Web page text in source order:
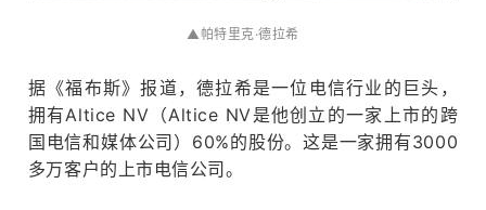
▲帕特里克·德拉希
据《福布斯》报道，德拉希是一位电信行业的巨头，
拥有Altice NV（Altice NV是他创立的一家上市的跨
国电信和媒体公司）60%的股份。这是一家拥有3000
多万客户的上市电信公司。